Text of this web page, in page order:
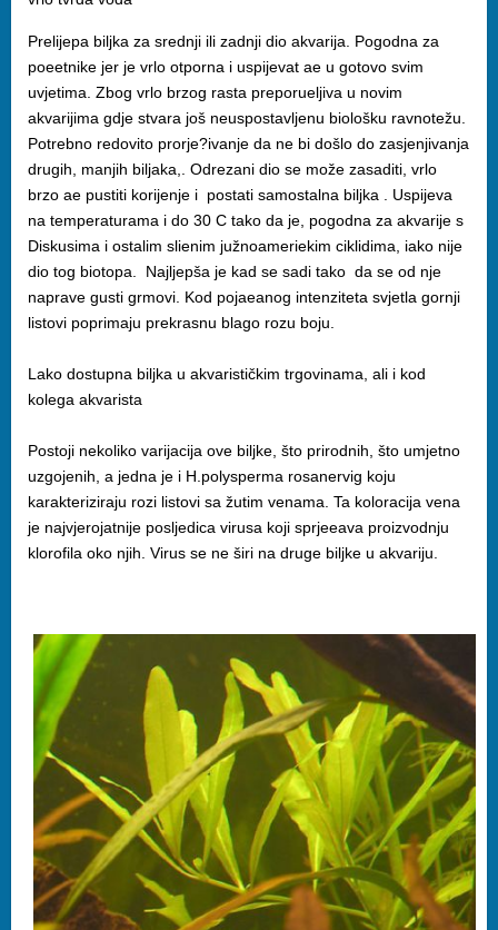
Prelijepa biljka za srednji ili zadnji dio akvarija. Pogodna za
poeetnike jer je vrlo otporna i uspijevat ae u gotovo svim
uvjetima. Zbog vrlo brzog rasta preporueljiva u novim
akvarijima gdje stvara još neuspostavljenu biološku ravnotežu.
Potrebno redovito prorje?ivanje da ne bi došlo do zasjenjivanja
drugih, manjih biljaka,. Odrezani dio se može zasaditi, vrlo
brzo ae pustiti korijenje i postati samostalna biljka . Uspijeva
na temperaturama i do 30 C tako da je, pogodna za akvarije s
Diskusima i ostalim slienim južnoameriekim ciklidima, iako nije
dio tog biotopa. Najljepša je kad se sadi tako da se od nje
naprave gusti grmovi. Kod pojaeanog intenziteta svjetla gornji
listovi poprimaju prekrasnu blago rozu boju.
Lako dostupna biljka u akvarističkim trgovinama, ali i kod
kolega akvarista
Postoji nekoliko varijacija ove biljke, što prirodnih, što umjetno
uzgojenih, a jedna je i H.polysperma rosanervig koju
karakteriziraju rozi listovi sa žutim venama. Ta koloracija vena
je najvjerojatnije posljedica virusa koji sprjeeava proizvodnju
klorofila oko njih. Virus se ne širi na druge biljke u akvariju.